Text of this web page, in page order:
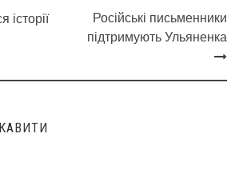
історії
Російські письменники
підтримують Ульяненка